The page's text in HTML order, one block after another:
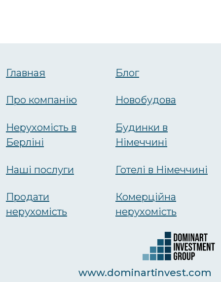
Главная
Про компанію
Нерухомість в
Берліні
Наші послуги
Продати
нерухомість
Блог
Новобудова
Будинки в
Німеччині
Готелі в Німеччині
Комерційна
нерухомість
www.dominartinvest.com